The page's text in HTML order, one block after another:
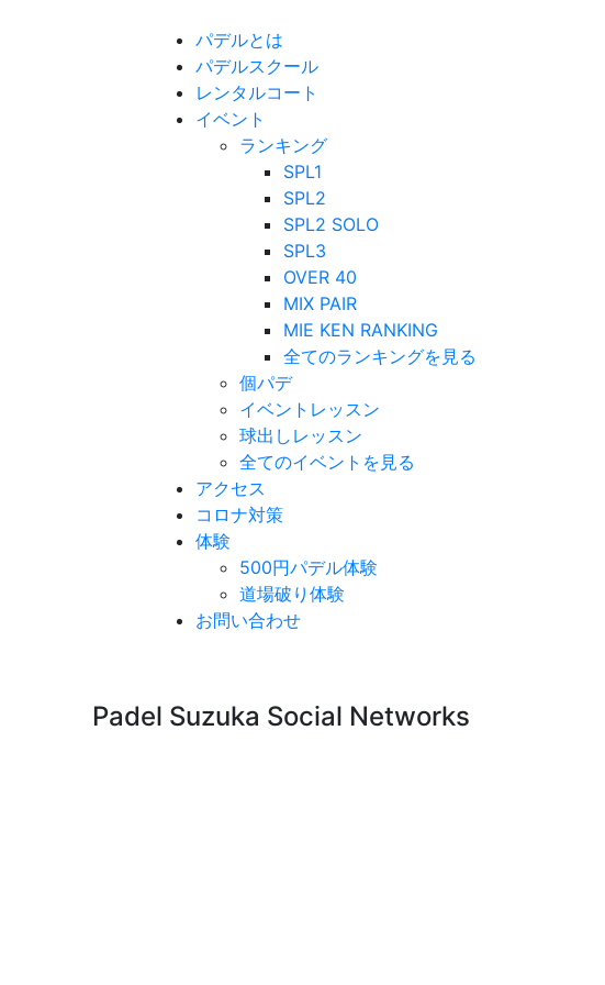
パデルとは
パデルスクール
レンタルコート
イベント
ランキング
SPL1
SPL2
SPL2 SOLO
SPL3
OVER 40
MIX PAIR
MIE KEN RANKING
全てのランキングを見る
個パデ
イベントレッスン
球出しレッスン
全てのイベントを見る
アクセス
コロナ対策
体験
500円パデル体験
道場破り体験
お問い合わせ
Padel Suzuka Social Networks